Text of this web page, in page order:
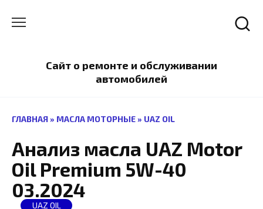
содержанию
Сайт о ремонте и обслуживании
автомобилей
ГЛАВНАЯ » МАСЛА МОТОРНЫЕ » UAZ OIL
Анализ масла UAZ Motor
Oil Premium 5W-40
03.2024
UAZ OIL